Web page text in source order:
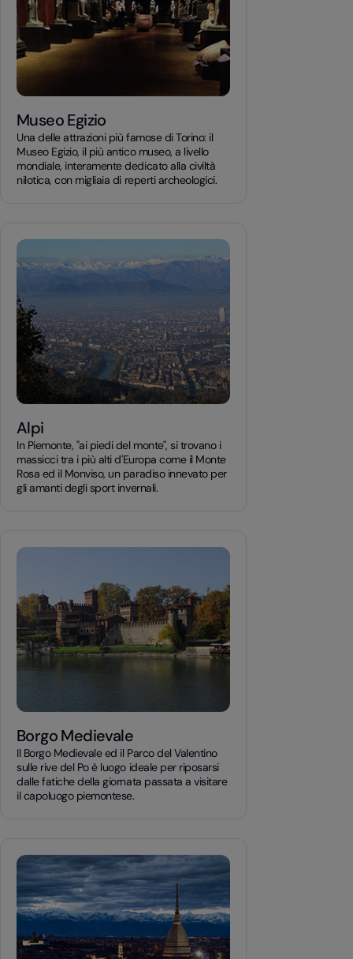
Museo Egizio
Una delle attrazioni più famose di Torino: il
Museo Egizio, il più antico museo, a livello
mondiale, interamente dedicato alla civiltà
nilotica, con migliaia di reperti archeologici.
Alpi
In Piemonte, "ai piedi del monte", si trovano i
massicci tra i più alti d'Europa come il Monte
Rosa ed il Monviso, un paradiso innevato per
gli amanti degli sport invernali.
Borgo Medievale
Il Borgo Medievale ed il Parco del Valentino
sulle rive del Po è luogo ideale per riposarsi
dalle fatiche della giornata passata a visitare
il capoluogo piemontese.